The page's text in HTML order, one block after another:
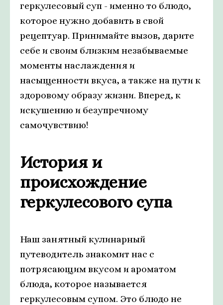
геркулесовый суп - именно то блюдо,
которое нужно добавить в свой
рецептуар. Принимайте вызов, дарите
себе и своим близким незабываемые
моменты наслаждения и
насыщенности вкуса, а также на пути к
здоровому образу жизни. Вперед, к
искушению и безупречному
самочувствию!
История и
происхождение
геркулесового супа
Наш занятный кулинарный
путеводитель знакомит нас с
потрясающим вкусом и ароматом
блюда, которое называется
геркулесовым супом. Это блюдо не